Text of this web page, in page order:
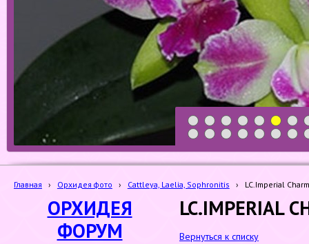
1 2 3 4 5 6 7
8
19 20 21 22 23 24 25
Главная › Орхидея фото › Cattleya, Laelia, Sophronitis › LC.Imperial
ОРХИДЕЯ
ФОРУМ
LC.IMPERIAL
Вернуться к списку